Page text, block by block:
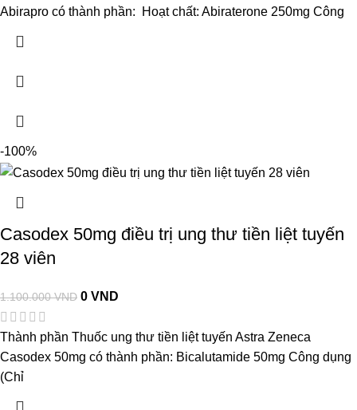
Abirapro có thành phần: Hoạt chất: Abiraterone 250mg Công
-100%
Casodex 50mg điều trị ung thư tiền liệt tuyến
28 viên
1.100.000VND 0VND
Thành phần Thuốc ung thư tiền liệt tuyến Astra Zeneca
Casodex 50mg có thành phần: Bicalutamide 50mg Công dụng
(Chỉ